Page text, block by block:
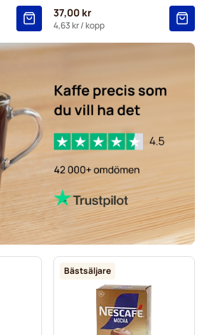
37,00 kr
4,63 kr/ kopp
Bästsäljare